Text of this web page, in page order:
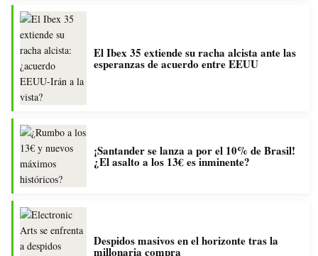
El Ibex 35 extiende su racha alcista ante las
esperanzas de acuerdo entre EEUU
¡Santander se lanza a por el 10% de Brasil!
¿El asalto a los 13€ es inminente?
Despidos masivos en el horizonte tras la
millonaria compra